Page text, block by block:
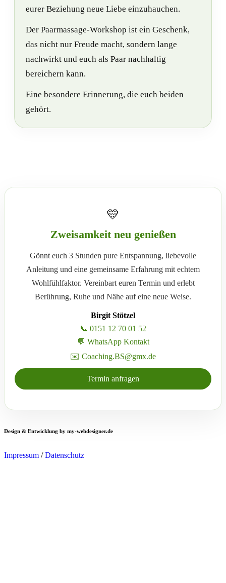
eurer Beziehung neue Liebe einzuhauchen.
Der Paarmassage-Workshop ist ein Geschenk,
das nicht nur Freude macht, sondern lange
nachwirkt und euch als Paar nachhaltig
bereichern kann.
Eine besondere Erinnerung, die euch beiden
gehört.
💛
Zweisamkeit neu genießen
Gönnt euch 3 Stunden pure Entspannung, liebevolle
Anleitung und eine gemeinsame Erfahrung mit echtem
Wohlfühlfaktor. Vereinbart euren Termin und erlebt
Berührung, Ruhe und Nähe auf eine neue Weise.
Birgit Stötzel
📞 0151 12 70 01 52
💬 WhatsApp Kontakt
✉️ Coaching.BS@gmx.de
Termin anfragen
Design & Entwicklung by my-webdesigner.de
Impressum /Datenschutz